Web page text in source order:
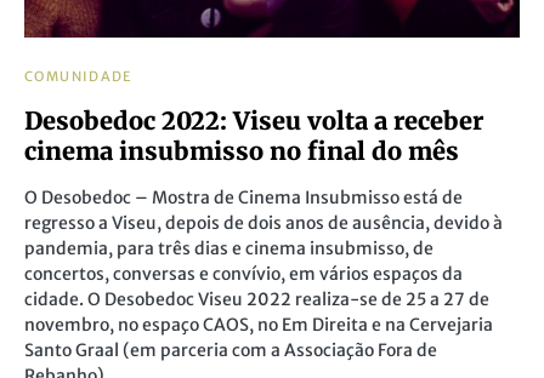
COMUNIDADE
Desobedoc 2022: Viseu volta a receber
cinema insubmisso no final do mês
O Desobedoc – Mostra de Cinema Insubmisso está de
regresso a Viseu, depois de dois anos de ausência, devido à
pandemia, para três dias e cinema insubmisso, de
concertos, conversas e convívio, em vários espaços da
cidade. O Desobedoc Viseu 2022 realiza-se de 25 a 27 de
novembro, no espaço CAOS, no Em Direita e na Cervejaria
Santo Graal (em parceria com a Associação Fora de